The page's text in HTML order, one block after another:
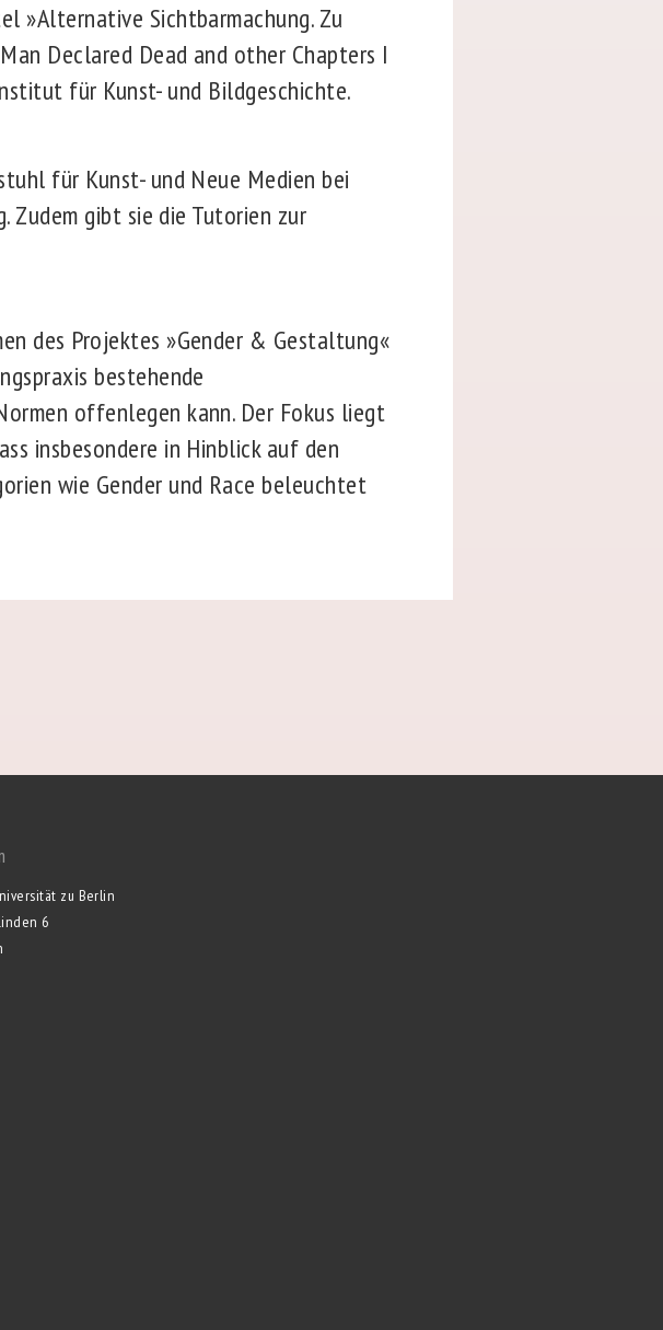
»Alternative Sichtbarmachung. Zu
Declared Dead and other Chapters I
für Kunst- und Bildgeschichte.
für Kunst- und Neue Medien bei
gibt sie die Tutorien zur
des Projektes »Gender & Gestaltung«
bestehende
offenlegen kann. Der Fokus liegt
insbesondere in Hinblick auf den
wie Gender und Race beleuchtet
zu Berlin
6